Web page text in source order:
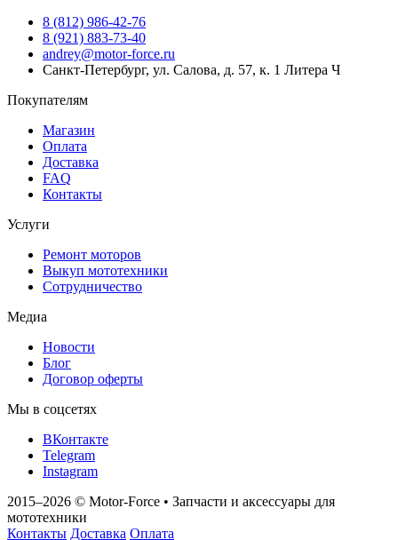
8 (812) 986-42-76
8 (921) 883-73-40
andrey@motor-force.ru
Санкт-Петербург, ул. Салова, д. 57, к. 1 Литера Ч
Покупателям
Магазин
Оплата
Доставка
FAQ
Контакты
Услуги
Ремонт моторов
Выкуп мототехники
Сотрудничество
Медиа
Новости
Блог
Договор оферты
Мы в соцсетях
ВКонтакте
Telegram
Instagram
2015–2026 © Motor‑Force • Запчасти и аксессуары для
мототехники
Контакты Доставка Оплата